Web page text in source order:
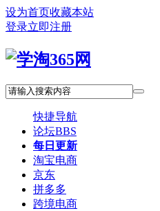
设为首页收藏本站
登录立即注册
快捷导航
论坛BBS
每日更新
淘宝电商
京东
拼多多
跨境电商